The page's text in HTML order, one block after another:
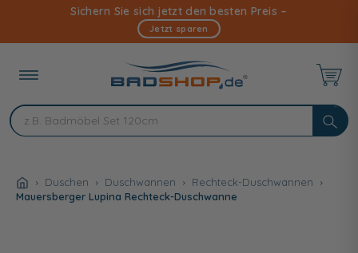
Inhalt
Sichern Sie sich jetzt den besten Preis –
Jetzt sparen
Duschen Duschwannen
Rechteck-Duschwannen
Mauersberger Lupina Rechteck-Duschwanne